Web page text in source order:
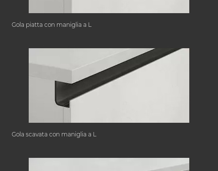
Gola piatta con maniglia a L
Gola scavata con maniglia a L